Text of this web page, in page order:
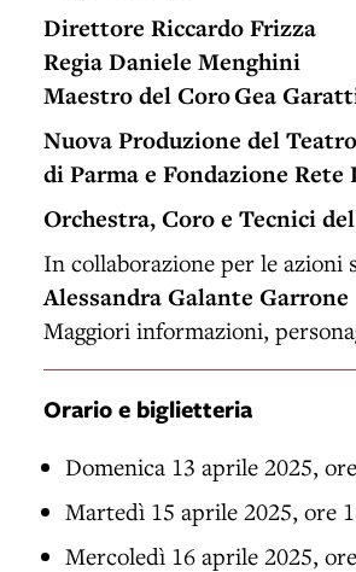
Direttore Riccardo Frizza
Regia Daniele Menghini
Maestro del Coro Gea
Nuova Produzione del
di Parma e Fondazione
Orchestra, Coro e Tecnici
In collaborazione per le azioni
Alessandra Galante Garrone
Maggiori informazioni,
Orario e biglietteria
Domenica 13 aprile 2025,
Martedì 15 aprile 2025, ore
Mercoledì 16 aprile 2025,